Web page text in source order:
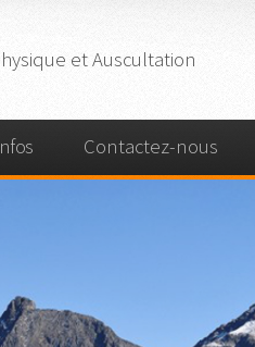
et Auscultation
Contactez-nous